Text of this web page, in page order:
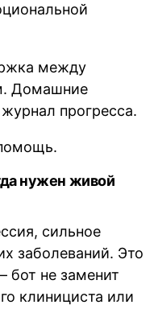
между
Домашние
прогресса.
нужен живой
сильное
заболеваний. Это
бот не заменит
клинициста или